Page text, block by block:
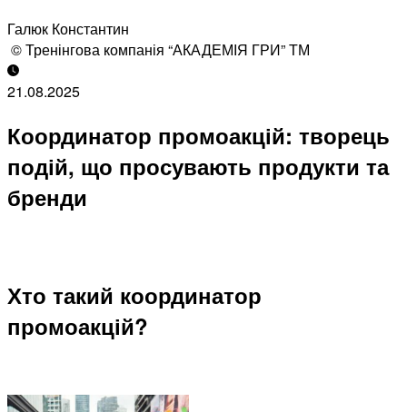
Галюк Константин
© Тренінгова компанія “АКАДЕМІЯ ГРИ” ТМ
21.08.2025
Координатор промоакцій: творець
подій, що просувають продукти та
бренди
Хто такий координатор
промоакцій?